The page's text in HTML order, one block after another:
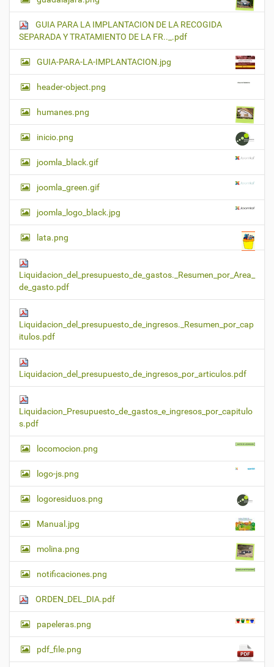
GUIA PARA LA IMPLANTACION DE LA RECOGIDA
SEPARADA Y TRATAMIENTO DE LA FR.._.pdf
GUIA-PARA-LA-IMPLANTACION.jpg
header-object.png
humanes.png
inicio.png
joomla_black.gif
joomla_green.gif
joomla_logo_black.jpg
lata.png
Liquidacion_del_presupuesto_de_gastos._Resumen_por_Area_
de_gasto.pdf
Liquidacion_del_presupuesto_de_ingresos._Resumen_por_cap
itulos.pdf
Liquidacion_del_presupuesto_de_ingresos_por_articulos.pdf
Liquidacion_Presupuesto_de_gastos_e_ingresos_por_capitulo
s.pdf
locomocion.png
logo-js.png
logoresiduos.png
Manual.jpg
molina.png
notificaciones.png
ORDEN_DEL_DIA.pdf
papeleras.png
pdf_file.png